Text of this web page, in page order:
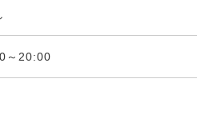
～20:00